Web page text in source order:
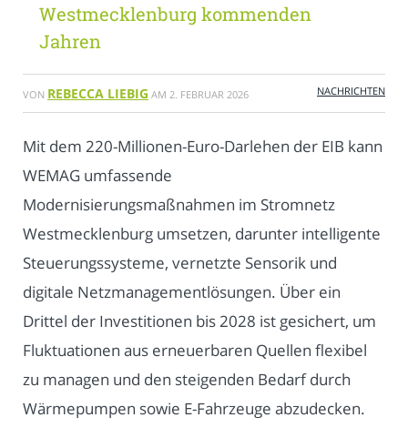
Westmecklenburg kommenden
Jahren
VON REBECCA LIEBIG AM 2. FEBRUAR 2026 NACHRICHTEN
Mit dem 220-Millionen-Euro-Darlehen der EIB kann
WEMAG umfassende
Modernisierungsmaßnahmen im Stromnetz
Westmecklenburg umsetzen, darunter intelligente
Steuerungssysteme, vernetzte Sensorik und
digitale Netzmanagementlösungen. Über ein
Drittel der Investitionen bis 2028 ist gesichert, um
Fluktuationen aus erneuerbaren Quellen flexibel
zu managen und den steigenden Bedarf durch
Wärmepumpen sowie E-Fahrzeuge abzudecken.